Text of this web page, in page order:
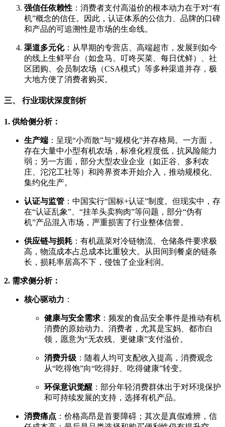
强信任依赖性 ：消费者支付高溢价的根本动力在于对“有
机”概念的信任。因此，认证体系的公信力、品牌的口碑
和产品的可追溯性是市场的生命线。
渠道多元化：从早期的专营店、高端超市，发展到如今
的线上生鲜平台（如盒马、叮咚买菜、每日优鲜）、社
区团购、会员制农场（CSA模式）等多种渠道并存，极
大地方便了消费者购买。
三、 行业现状深度剖析
1. 供给侧分析：
生产端 ：呈现“小而散”与“规模化”并存格局。一方面，
存在大量中小型有机农场，标准化程度低，抗风险能力
弱；另一方面，部分大型农业企业（如正谷、多利农
庄、沱沱工社等）和跨界资本开始介入，推动规模化、
集约化生产。
认证与监管 ：中国实行“国标+认证”制度。但现实中，存
在“认证乱象”、“挂羊头卖狗肉”等问题，部分“伪有
机”产品混入市场，严重损害了行业整体信誉。
供应链与损耗 ：有机蔬菜对冷链物流、仓储条件要求极
高，物流成本占总成本比重较大。从田间到餐桌的链条
长，损耗率居高不下，侵蚀了企业利润。
2. 需求侧分析：
核心驱动力 ：
健康与安全需求：频发的食品安全事件是推动有机
消费的原始动力。消费者，尤其是宝妈、都市白
领，愿意为“无农残、更健康”支付溢价。
消费升级 ：随着人均可支配收入提高，消费观念
从“吃得饱”向“吃得好、吃得健康”转变。
环保意识觉醒 ：部分年轻消费群体出于对环境保护
和可持续发展的支持，选择有机产品。
消费痛点 ：价格高昂是首要障碍；其次是真假难辨，信